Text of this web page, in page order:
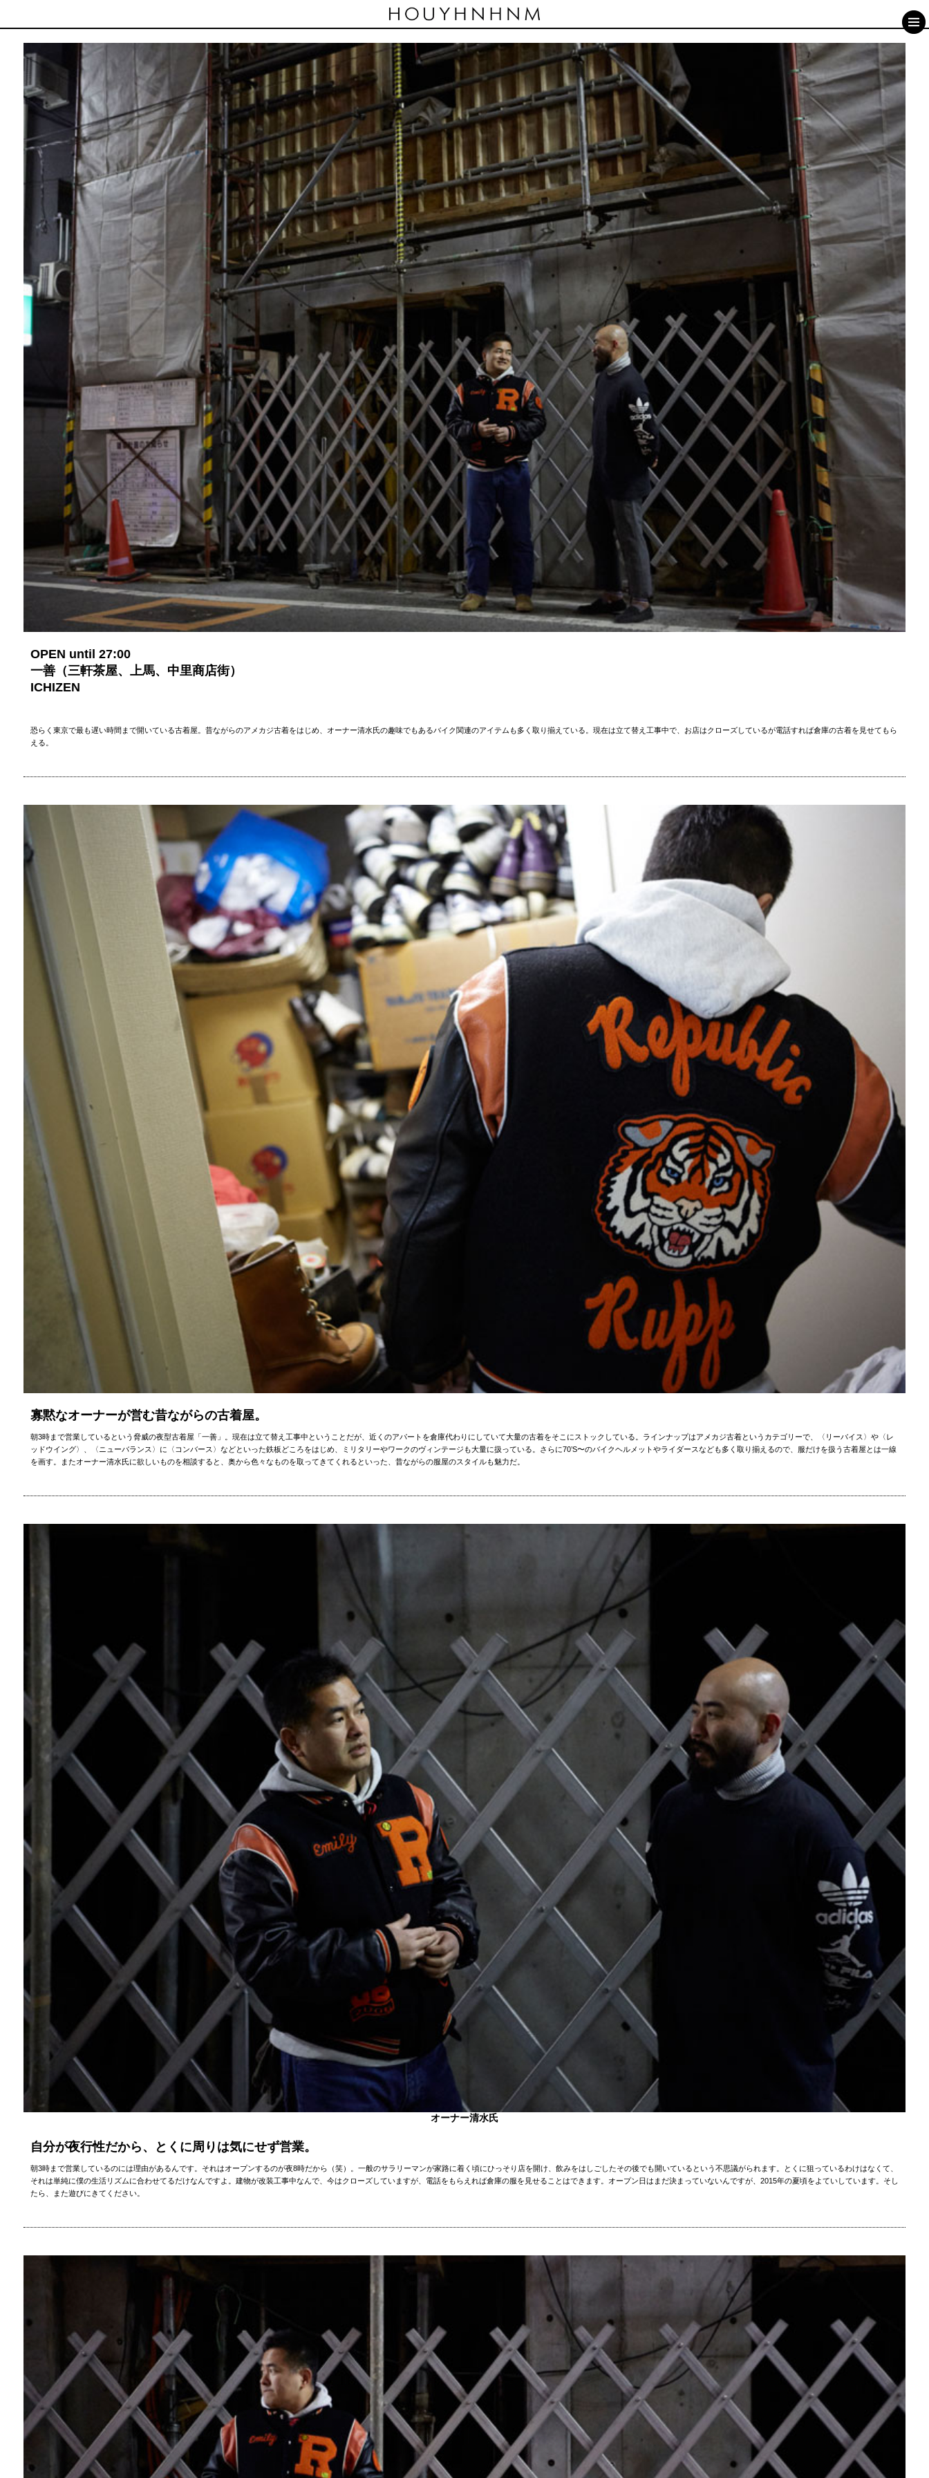
OPEN until 27:00
一善（三軒茶屋、上馬、中里商店街）
ICHIZEN
恐らく東京で最も遅い時間まで開いている古着屋。昔ながらのアメカジ古着をはじめ、オーナー清水氏の趣味でもあるバイク関連のアイテムも多く取り揃えている。現在は立て替え工事中で、お店はクローズしているが電話すれば倉庫の古着を見せてもら
える。
寡黙なオーナーが営む昔ながらの古着屋。
朝3時まで営業しているという脅威の夜型古着屋「一善」。現在は立て替え工事中ということだが、近くのアパートを倉庫代わりにしていて大量の古着をそこにストックしている。ラインナップはアメカジ古着というカテゴリーで、〈リーバイス〉や〈レ
ッドウイング〉、〈ニューバランス〉に〈コンバース〉などといった鉄板どころをはじめ、ミリタリーやワークのヴィンテージも大量に扱っている。さらに70’S〜のバイクヘルメットやライダースなども多く取り揃えるので、服だけを扱う古着屋とは一線
を画す。またオーナー清水氏に欲しいものを相談すると、奥から色々なものを取ってきてくれるといった、昔ながらの服屋のスタイルも魅力だ。
オーナー清水氏
自分が夜行性だから、とくに周りは気にせず営業。
朝3時まで営業しているのには理由があるんです。それはオープンするのが夜8時だから（笑）。一般のサラリーマンが家路に着く頃にひっそり店を開け、飲みをはしごしたその後でも開いているという不思議がられます。とくに狙っているわけはなくて、
それは単純に僕の生活リズムに合わせてるだけなんですよ。建物が改装工事中なんで、今はクローズしていますが、電話をもらえれば倉庫の服を見せることはできます。オープン日はまだ決まっていないんですが、2015年の夏頃をよていしています。そし
たら、また遊びにきてください。